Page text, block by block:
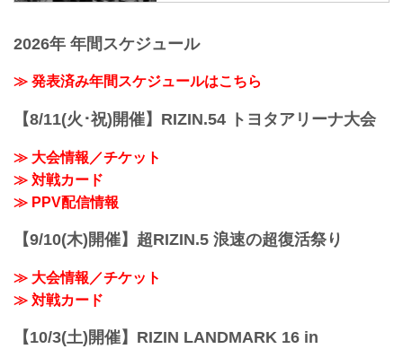
第6試合 シバター vs. 久保優太
（LOSE）朝倉海 vs. 扇久保博正（WIN）
≫ 試合結果詳細
ルト・サトシ...
イジン ファイティング フェデレーショ
いきます。
2026年 年間スケジュール
≫ 発表済み年間スケジュールはこちら
【8/11(火･祝)開催】RIZIN.54 トヨタアリーナ大会
≫ 大会情報／チケット
≫ 対戦カード
≫ PPV配信情報
【9/10(木)開催】超RIZIN.5 浪速の超復活祭り
≫ 大会情報／チケット
≫ 対戦カード
【10/3(土)開催】RIZIN LANDMARK 16 in